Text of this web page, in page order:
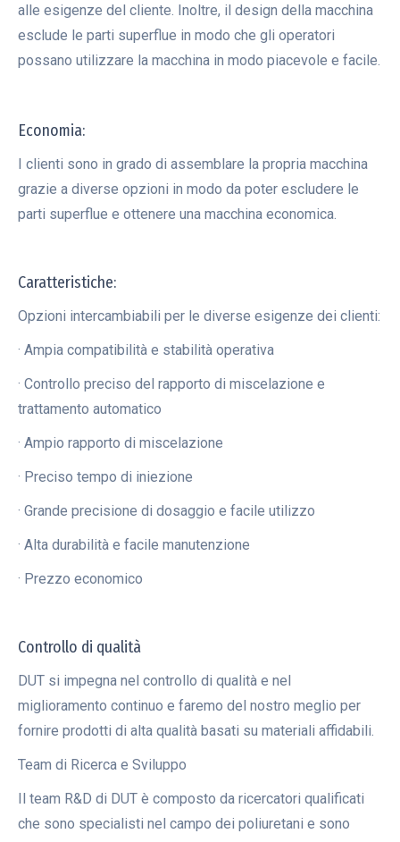
alle esigenze del cliente. Inoltre, il design della macchina
esclude le parti superflue in modo che gli operatori
possano utilizzare la macchina in modo piacevole e facile.
Economia:
I clienti sono in grado di assemblare la propria macchina
grazie a diverse opzioni in modo da poter escludere le
parti superflue e ottenere una macchina economica.
Caratteristiche:
Opzioni intercambiabili per le diverse esigenze dei clienti:
· Ampia compatibilità e stabilità operativa
· Controllo preciso del rapporto di miscelazione e
trattamento automatico
· Ampio rapporto di miscelazione
· Preciso tempo di iniezione
· Grande precisione di dosaggio e facile utilizzo
· Alta durabilità e facile manutenzione
· Prezzo economico
Controllo di qualità
DUT si impegna nel controllo di qualità e nel
miglioramento continuo e faremo del nostro meglio per
fornire prodotti di alta qualità basati su materiali affidabili.
Team di Ricerca e Sviluppo
Il team R&D di DUT è composto da ricercatori qualificati
che sono specialisti nel campo dei poliuretani e sono